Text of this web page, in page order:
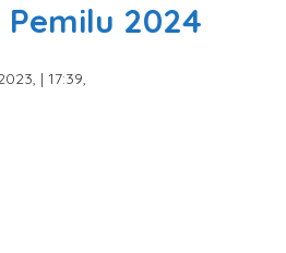
2024
| 17:39,